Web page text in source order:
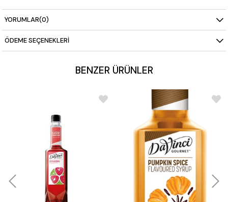
YORUMLAR(0)
ÖDEME SEÇENEKLERI
BENZER ÜRÜNLER